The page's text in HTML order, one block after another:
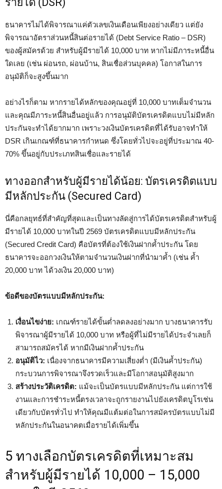
ธนาคารไม่ได้พิจารณาแค่ตัวเลขเงินเดือนเพียงอย่างเดียว แต่ยัง
พิจารณาอัตราส่วนหนี้สินต่อรายได้ (Debt Service Ratio – DSR)
ของผู้สมัครด้วย สำหรับผู้มีรายได้ 10,000 บาท หากไม่มีภาระหนี้อื่น
ใดเลย (เช่น ผ่อนรถ, ผ่อนบ้าน, สินเชื่อส่วนบุคคล) โอกาสในการ
อนุมัติก็จะสูงขึ้นมาก
อย่างไรก็ตาม หากรายได้หลักของคุณอยู่ที่ 10,000 บาทเต็มจำนวน
และคุณมีภาระหนี้สินอื่นอยู่แล้ว การอนุมัติบัตรเครดิตแบบไม่มีหลัก
ประกันจะทำได้ยากมาก เพราะวงเงินบัตรเครดิตที่ได้รับอาจทำให้
DSR เกินเกณฑ์ที่ธนาคารกำหนด ซึ่งโดยทั่วไปจะอยู่ที่ประมาณ 40-
70% ขึ้นอยู่กับประเภทสินเชื่อและรายได้
ทางออกสำหรับผู้มีรายได้น้อย: บัตรเครดิตแบบ
มีหลักประกัน (Secured Card)
นี่คือกลยุทธ์ที่สำคัญที่สุดและเป็นทางลัดสู่การได้บัตรเครดิตสำหรับผู้
มีรายได้ 10,000 บาทในปี 2569 บัตรเครดิตแบบมีหลักประกัน
(Secured Credit Card) คือบัตรที่ต้องใช้เงินฝากค้ำประกัน โดย
ธนาคารจะออกวงเงินให้ตามจำนวนเงินฝากที่นำมาค้ำ (เช่น ค้ำ
20,000 บาท ได้วงเงิน 20,000 บาท)
ข้อดีของบัตรแบบมีหลักประกัน:
เงื่อนไขง่าย: เกณฑ์รายได้ขั้นต่ำลดลงอย่างมาก บางธนาคารรับ
พิจารณาผู้มีรายได้ 10,000 บาท หรือผู้ที่ไม่มีรายได้ประจำเลยก็
สามารถสมัครได้ หากมีเงินฝากค้ำประกัน
อนุมัติไว: เนื่องจากธนาคารมีความเสี่ยงต่ำ (มีเงินค้ำประกัน)
กระบวนการพิจารณาจึงรวดเร็วและมีโอกาสอนุมัติสูงมาก
สร้างประวัติเครดิต: แม้จะเป็นบัตรแบบมีหลักประกัน แต่การใช้
งานและการชำระหนี้ตรงเวลาจะถูกรายงานไปยังเครดิตบูโรเช่น
เดียวกับบัตรทั่วไป ทำให้คุณมีแต้มต่อในการสมัครบัตรแบบไม่มี
หลักประกันในอนาคตเมื่อรายได้เพิ่มขึ้น
5 ทางเลือกบัตรเครดิตที่เหมาะสม
สำหรับผู้มีรายได้ 10,000 – 15,000